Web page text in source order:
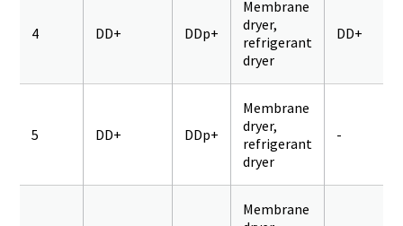
4 DD+ DDp+
Membrane
dryer,
refrigerant
dryer
DD+
5 DD+ DDp+
Membrane
dryer,
refrigerant
dryer
-
Membrane